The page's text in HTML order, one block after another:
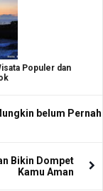
Populer dan
belum Pernah
Bikin Dompet
Kamu Aman